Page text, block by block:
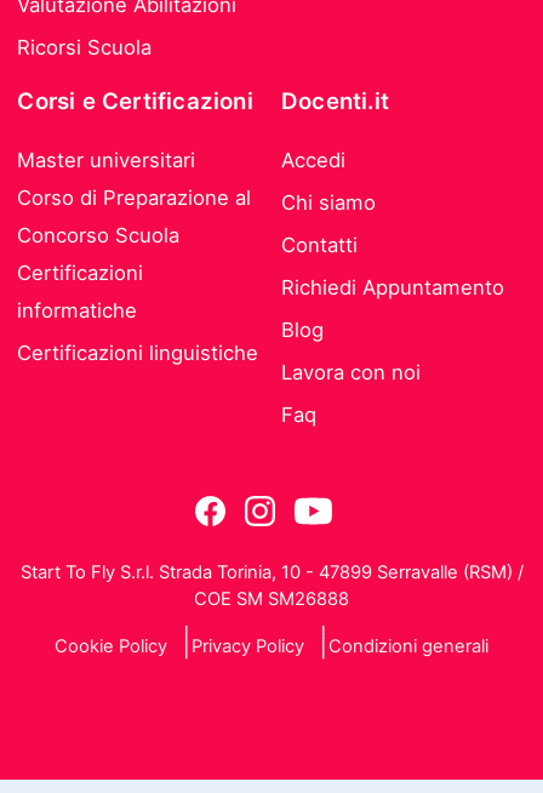
Valutazione Abilitazioni
Ricorsi Scuola
Corsi e Certificazioni
Master universitari
Corso di Preparazione al
Concorso Scuola
Certificazioni
informatiche
Certificazioni linguistiche
Docenti.it
Accedi
Chi siamo
Contatti
Richiedi Appuntamento
Blog
Lavora con noi
Faq
Start To Fly S.r.l. Strada Torinia, 10 - 47899 Serravalle (RSM) /
COE SM SM26888
Cookie Policy Privacy Policy Condizioni generali